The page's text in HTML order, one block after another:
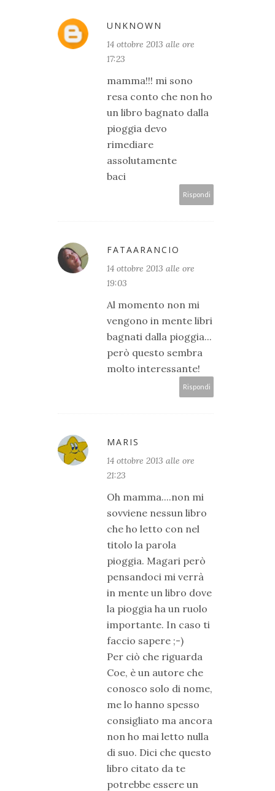
UNKNOWN
14 ottobre 2013 alle ore
17:23
mamma!!! mi sono
resa conto che non ho
un libro bagnato dalla
pioggia devo
rimediare
assolutamente
baci
Rispondi
FATAARANCIO
14 ottobre 2013 alle ore
19:03
Al momento non mi
vengono in mente libri
bagnati dalla pioggia...
però questo sembra
molto interessante!
Rispondi
MARIS
14 ottobre 2013 alle ore
21:23
Oh mamma....non mi
sovviene nessun libro
che ho letto con nel
titolo la parola
pioggia. Magari però
pensandoci mi verrà
in mente un libro dove
la pioggia ha un ruolo
importante. In caso ti
faccio sapere ;-)
Per ciò che riguarda
Coe, è un autore che
conosco solo di nome,
me lo hanno spesso
consigliato ma ancora
non ho mai letto nulla
di suo. Dici che questo
libro citato da te
potrebbe essere un